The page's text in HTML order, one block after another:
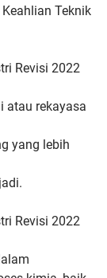
Teknik
Revisi 2022
atau rekayasa
yang lebih
Revisi 2022